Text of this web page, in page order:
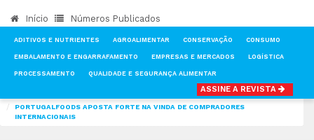
Início Números Publicados
ADITIVOS E NUTRIENTES AGROALIMENTAR CONSERVAÇÃO CONSUMO
EMBALAMENTO E ENGARRAFAMENTO EMPRESAS E MERCADOS LOGÍSTICA
PROCESSAMENTO QUALIDADE E SEGURANÇA ALIMENTAR
ASSINE A REVISTA
PORTUGALFOODS APOSTA FORTE NA VINDA DE COMPRADORES
INTERNACIONAIS